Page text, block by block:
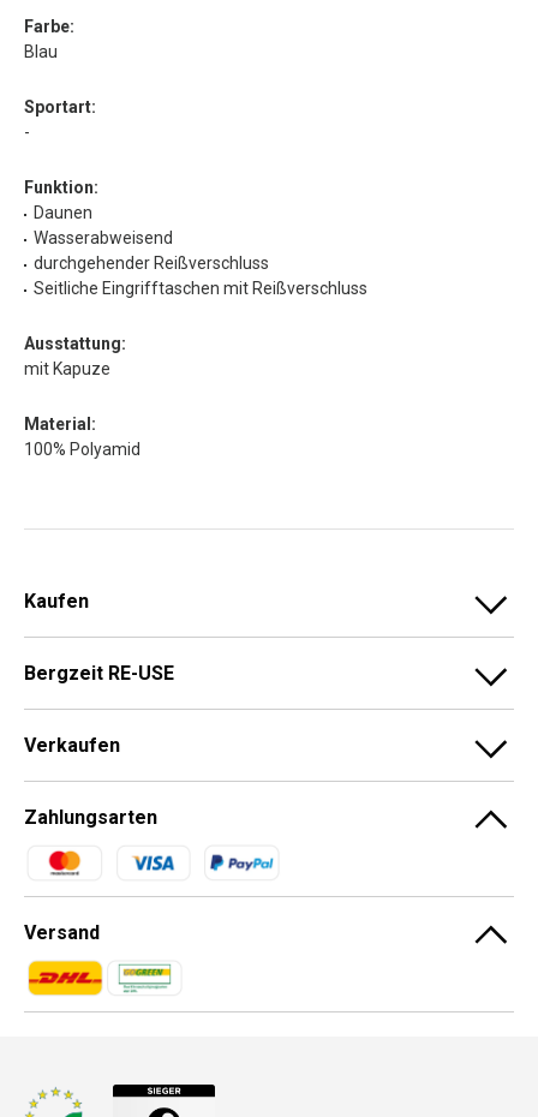
Farbe:
Blau
Sportart:
-
Funktion:
Daunen
Wasserabweisend
durchgehender Reißverschluss
Seitliche Eingrifftaschen mit Reißverschluss
Ausstattung:
mit Kapuze
Material:
100% Polyamid
Kaufen
Bergzeit RE-USE
Verkaufen
Zahlungsarten
Zahlungsmethoden
Versand
Zahlungsmethoden
Zahlungsmethoden